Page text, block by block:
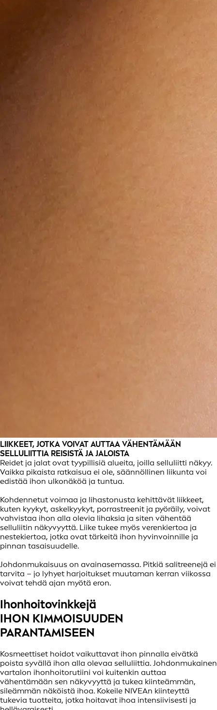
LIIKKEET, JOTKA VOIVAT AUTTAA VÄHENTÄMÄÄN
SELLULIITTIA REISISTÄ JA JALOISTA
Reidet ja jalat ovat tyypillisiä alueita, joilla selluliitti näkyy.
Vaikka pikaista ratkaisua ei ole, säännöllinen liikunta voi
edistää ihon ulkonäköä ja tuntua.
Kohdennetut voimaa ja lihastonusta kehittävät liikkeet,
kuten kyykyt, askelkyykyt, porrastreenit ja pyöräily, voivat
vahvistaa ihon alla olevia lihaksia ja siten vähentää
selluliitin näkyvyyttä. Liike tukee myös verenkiertoa ja
nestekiertoa, jotka ovat tärkeitä ihon hyvinvoinnille ja
pinnan tasaisuudelle.
Johdonmukaisuus on avainasemassa. Pitkiä salitreenejä ei
tarvita – jo lyhyet harjoitukset muutaman kerran viikossa
voivat tehdä ajan myötä eron.
Ihonhoitovinkkejä
IHON KIMMOISUUDEN
PARANTAMISEEN
Kosmeettiset hoidot vaikuttavat ihon pinnalla eivätkä
poista syvällä ihon alla olevaa selluliittia. Johdonmukainen
vartalon ihonhoitorutiini voi kuitenkin auttaa
vähentämään sen näkyvyyttä ja tukea kiinteämmän,
sileämmän näköistä ihoa. Kokeile NIVEAn kiinteyttä
tukevia tuotteita, jotka hoitavat ihoa intensiivisesti ja